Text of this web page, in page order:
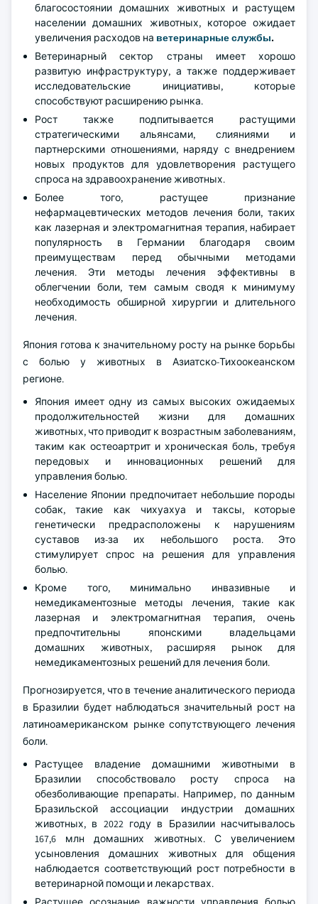
благосостоянии домашних животных и растущем
населении домашних животных, которое ожидает
увеличения расходов на ветеринарные службы.
Ветеринарный сектор страны имеет хорошо
развитую инфраструктуру, а также поддерживает
исследовательские инициативы, которые
способствуют расширению рынка.
Рост также подпитывается растущими
стратегическими альянсами, слияниями и
партнерскими отношениями, наряду с внедрением
новых продуктов для удовлетворения растущего
спроса на здравоохранение животных.
Более того, растущее признание
нефармацевтических методов лечения боли, таких
как лазерная и электромагнитная терапия, набирает
популярность в Германии благодаря своим
преимуществам перед обычными методами
лечения. Эти методы лечения эффективны в
облегчении боли, тем самым сводя к минимуму
необходимость обширной хирургии и длительного
лечения.
Япония готова к значительному росту на рынке борьбы
с болью у животных в Азиатско-Тихоокеанском
регионе.
Япония имеет одну из самых высоких ожидаемых
продолжительностей жизни для домашних
животных, что приводит к возрастным заболеваниям,
таким как остеоартрит и хроническая боль, требуя
передовых и инновационных решений для
управления болью.
Население Японии предпочитает небольшие породы
собак, такие как чихуахуа и таксы, которые
генетически предрасположены к нарушениям
суставов из-за их небольшого роста. Это
стимулирует спрос на решения для управления
болью.
Кроме того, минимально инвазивные и
немедикаментозные методы лечения, такие как
лазерная и электромагнитная терапия, очень
предпочтительны японскими владельцами
домашних животных, расширяя рынок для
немедикаментозных решений для лечения боли.
Прогнозируется, что в течение аналитического периода
в Бразилии будет наблюдаться значительный рост на
латиноамериканском рынке сопутствующего лечения
боли.
Растущее владение домашними животными в
Бразилии способствовало росту спроса на
обезболивающие препараты. Например, по данным
Бразильской ассоциации индустрии домашних
животных, в 2022 году в Бразилии насчитывалось
167,6 млн домашних животных. С увеличением
усыновления домашних животных для общения
наблюдается соответствующий рост потребности в
ветеринарной помощи и лекарствах.